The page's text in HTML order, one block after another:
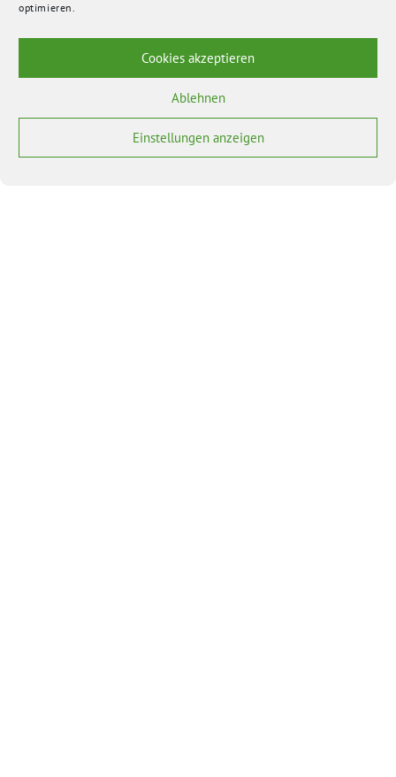
optimieren.
Cookies akzeptieren
Ablehnen
Einstellungen anzeigen